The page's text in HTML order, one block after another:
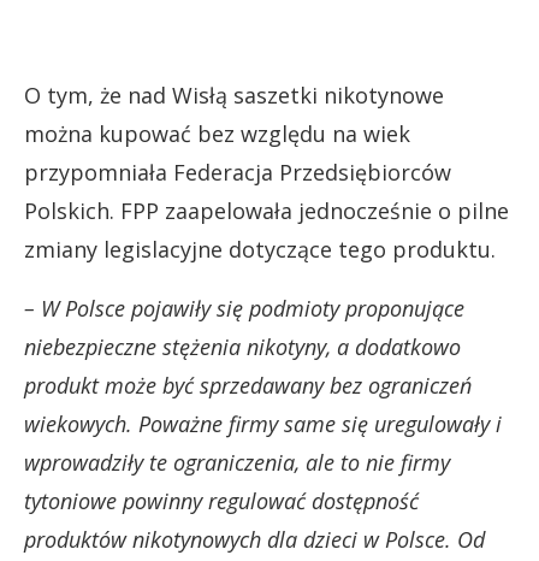
O tym, że nad Wisłą saszetki nikotynowe
można kupować bez względu na wiek
przypomniała Federacja Przedsiębiorców
Polskich. FPP zaapelowała jednocześnie o pilne
zmiany legislacyjne dotyczące tego produktu.
– W Polsce pojawiły się podmioty proponujące
niebezpieczne stężenia nikotyny, a dodatkowo
produkt może być sprzedawany bez ograniczeń
wiekowych. Poważne firmy same się uregulowały i
wprowadziły te ograniczenia, ale to nie firmy
tytoniowe powinny regulować dostępność
produktów nikotynowych dla dzieci w Polsce. Od